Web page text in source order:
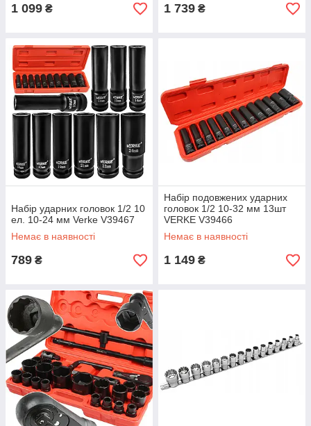
1 099 ₴ 1 739 ₴
Набір ударних головок 1/2 10
ел. 10-24 мм Verke V39467
Немає в наявності
789 ₴
Набір подовжених ударних
головок 1/2 10-32 мм 13шт
VERKE V39466
Немає в наявності
1 149 ₴